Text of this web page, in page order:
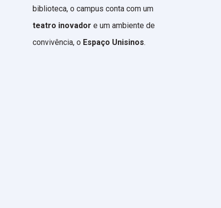
biblioteca, o campus conta com um
teatro inovador e um ambiente de
convivência, o Espaço Unisinos.